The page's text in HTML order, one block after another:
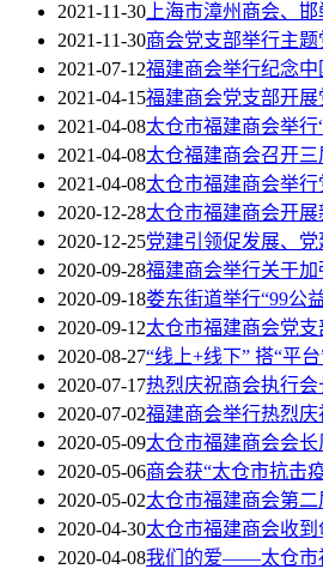
2021-11-30上海市漳州商会、
2021-11-30商会党支部举行主
2021-07-12福建商会举行纪念
2021-04-15福建商会党支部开
2021-04-08太仓市福建商会举
2021-04-08太仓福建商会召开
2021-04-08太仓市福建商会举
2020-12-28太仓市福建商会开
2020-12-25党建引领促发展、
2020-09-28福建商会举行关于
2020-09-18娄东街道举行“99公
2020-09-12太仓市福建商会党
2020-08-27“线上+线下” 搭“平
2020-07-17热烈庆祝商会执行会
2020-07-02福建商会举行热烈
2020-05-09太仓市福建商会会
2020-05-06商会获“太仓市抗击
2020-05-02太仓市福建商会第二
2020-04-30太仓市福建商会收
2020-04-08我们的爱——太仓市